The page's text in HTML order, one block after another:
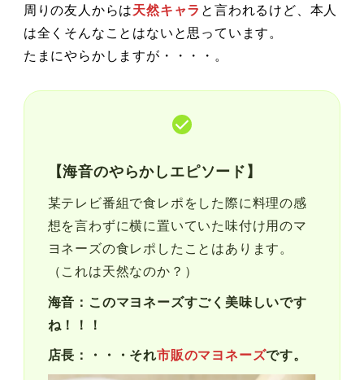
周りの友人からは天然キャラ と言われるけど、本人
は全くそんなことはないと思っています。
たまにやらかしますが・・・・。
【海音のやらかしエピソード】
某テレビ番組で食レポをした際に料理の感
想を言わずに横に置いていた味付け用のマ
ヨネーズの食レポしたことはあります。
（これは天然なのか？）
海音：このマヨネーズすごく美味しいです
ね！！！
店長：・・・それ市販のマヨネーズです。